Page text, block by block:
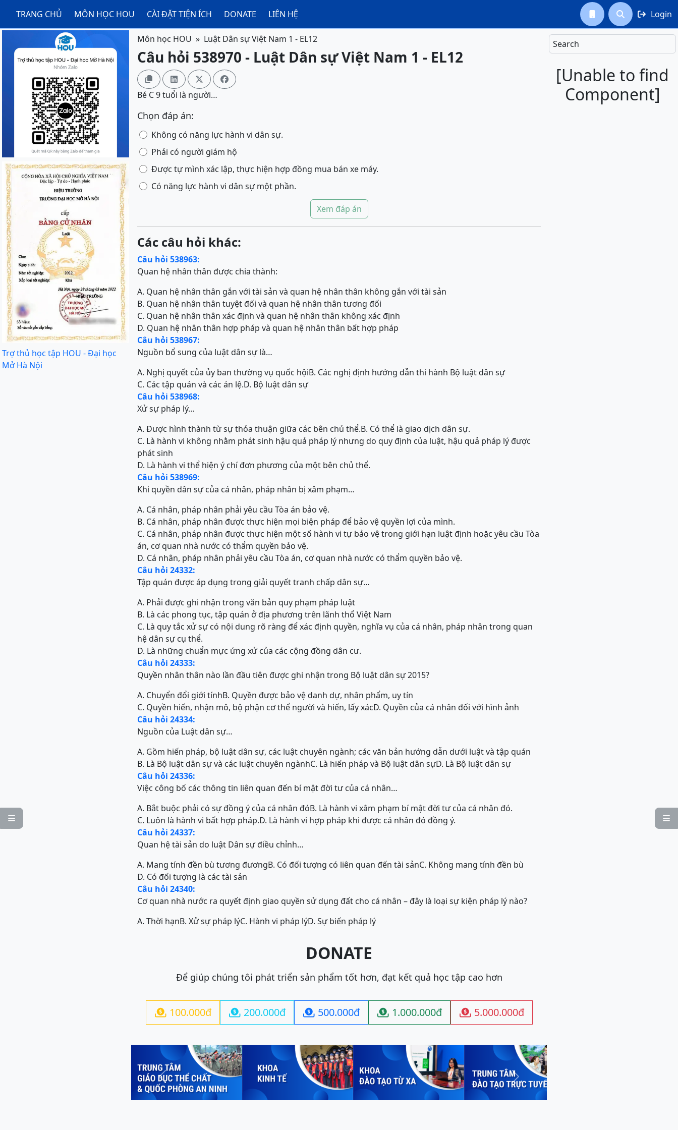
TRANG CHỦ MÔN HỌC HOU CÀI ĐẶT TIỆN ÍCH DONATE LIÊN HỆ   Login

Search
[Unable to find
Component]

Trợ thủ học tập HOU - Đại học
Mở Hà Nội
Môn học HOU Luật Dân sự Việt Nam 1 - EL12
Câu hỏi 538970 - Luật Dân sự Việt Nam 1 - EL12
   
Bé C 9 tuổi là người…
Chọn đáp án:
Không có năng lực hành vi dân sự.
Phải có người giám hộ
Được tự mình xác lập, thực hiện hợp đồng mua bán xe máy.
Có năng lực hành vi dân sự một phần.
Xem đáp án
Các câu hỏi khác:
Câu hỏi 538963:
Quan hệ nhân thân được chia thành:
A. Quan hệ nhân thân gắn với tài sản và quan hệ nhân thân không gắn với tài sản
B. Quan hệ nhân thân tuyệt đối và quan hệ nhân thân tương đối
C. Quan hệ nhân thân xác định và quan hệ nhân thân không xác định
D. Quan hệ nhân thân hợp pháp và quan hệ nhân thân bất hợp pháp
Câu hỏi 538967:
Nguồn bổ sung của luật dân sự là…
A. Nghị quyết của ủy ban thường vụ quốc hộiB. Các nghị định hướng dẫn thi hành Bộ luật dân sự
C. Các tập quán và các án lệ.D. Bộ luật dân sự
Câu hỏi 538968:
Xử sự pháp lý…
A. Được hình thành từ sự thỏa thuận giữa các bên chủ thể.B. Có thể là giao dịch dân sự.
C. Là hành vi không nhằm phát sinh hậu quả pháp lý nhưng do quy định của luật, hậu quả pháp lý được
phát sinh
D. Là hành vi thể hiện ý chí đơn phương của một bên chủ thể.
Câu hỏi 538969:
Khi quyền dân sự của cá nhân, pháp nhân bị xâm phạm…
A. Cá nhân, pháp nhân phải yêu cầu Tòa án bảo vệ.
B. Cá nhân, pháp nhân được thực hiện mọi biện pháp để bảo vệ quyền lợi của mình.
C. Cá nhân, pháp nhân được thực hiện một số hành vi tự bảo vệ trong giới hạn luật định hoặc yêu cầu Tòa
án, cơ quan nhà nước có thẩm quyền bảo vệ.
D. Cá nhân, pháp nhân phải yêu cầu Tòa án, cơ quan nhà nước có thẩm quyền bảo vệ.
Câu hỏi 24332:
Tập quán được áp dụng trong giải quyết tranh chấp dân sự…
A. Phải được ghi nhận trong văn bản quy phạm pháp luật
B. Là các phong tục, tập quán ở địa phương trên lãnh thổ Việt Nam
C. Là quy tắc xử sự có nội dung rõ ràng để xác định quyền, nghĩa vụ của cá nhân, pháp nhân trong quan
hệ dân sự cụ thể.
D. Là những chuẩn mực ứng xử của các cộng đồng dân cư.
Câu hỏi 24333:
Quyền nhân thân nào lần đầu tiên được ghi nhận trong Bộ luật dân sự 2015?
A. Chuyển đổi giới tínhB. Quyền được bảo vệ danh dự, nhân phẩm, uy tín
C. Quyền hiến, nhận mô, bộ phận cơ thể người và hiến, lấy xácD. Quyền của cá nhân đối với hình ảnh
Câu hỏi 24334:
Nguồn của Luật dân sự…
A. Gồm hiến pháp, bộ luật dân sự, các luật chuyên ngành; các văn bản hướng dẫn dưới luật và tập quán
B. Là Bộ luật dân sự và các luật chuyên ngànhC. Là hiến pháp và Bộ luật dân sựD. Là Bộ luật dân sự
Câu hỏi 24336:
Việc công bố các thông tin liên quan đến bí mật đời tư của cá nhân…
A. Bắt buộc phải có sự đồng ý của cá nhân đóB. Là hành vi xâm phạm bí mật đời tư của cá nhân đó.
C. Luôn là hành vi bất hợp pháp.D. Là hành vi hợp pháp khi được cá nhân đó đồng ý.
Câu hỏi 24337:
Quan hệ tài sản do luật Dân sự điều chỉnh…
A. Mang tính đền bù tương đươngB. Có đối tượng có liên quan đến tài sảnC. Không mang tính đền bù
D. Có đối tượng là các tài sản
Câu hỏi 24340:
Cơ quan nhà nước ra quyết định giao quyền sử dụng đất cho cá nhân – đây là loại sự kiện pháp lý nào?
A. Thời hạnB. Xử sự pháp lýC. Hành vi pháp lýD. Sự biến pháp lý
DONATE
Để giúp chúng tôi phát triển sản phẩm tốt hơn, đạt kết quả học tập cao hơn
 100.000đ  200.000đ  500.000đ  1.000.000đ  5.000.000đ
Previous Next